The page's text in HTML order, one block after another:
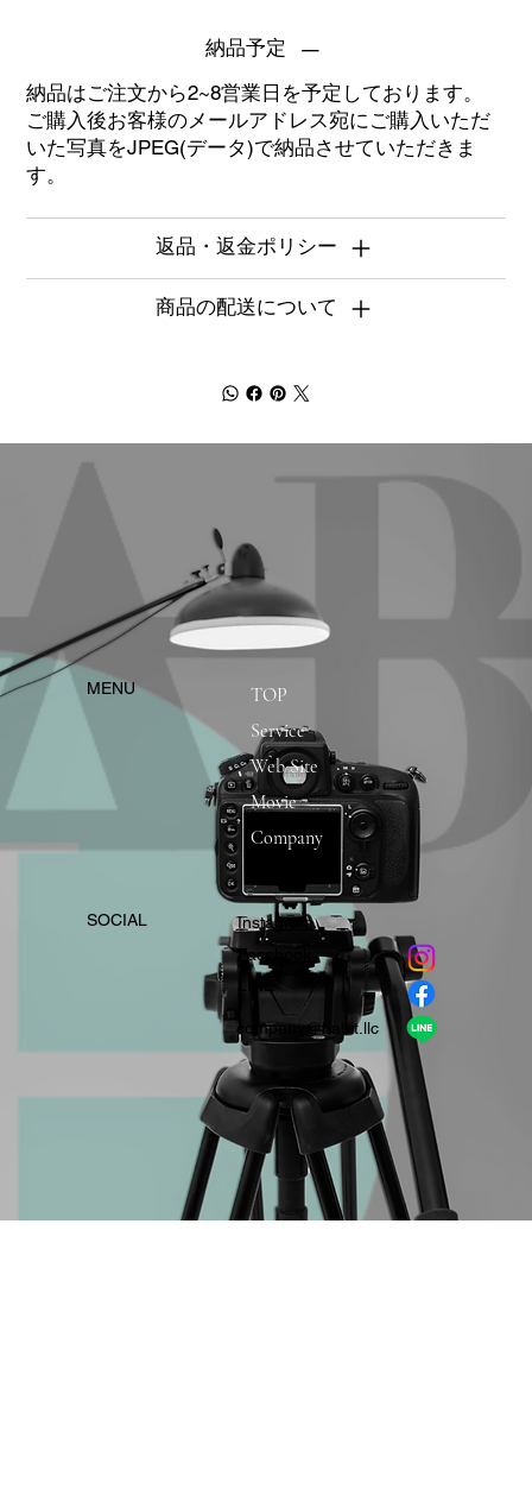
納品予定
納品はご注文から2~8営業日を予定しております。
ご購入後お客様のメールアドレス宛にご購入いただ
いた写真をJPEG(データ)で納品させていただきま
す。
返品・返金ポリシー
商品の配送について
​MENU
TOP
Service
Web Site
Movie
Company
​SOCIAL
Instagram
​Facebook
company＠habit.llc